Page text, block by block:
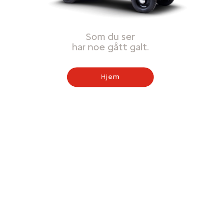
Som du ser
har noe gått galt.
Hjem